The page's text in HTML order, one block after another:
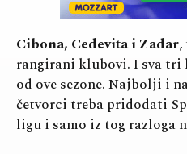
Cibona, Cedevita i Zadar
rangirani klubovi. I sva tri
od ove sezone. Najbolji i
četvorci treba pridodati
ligu i samo iz tog razloga